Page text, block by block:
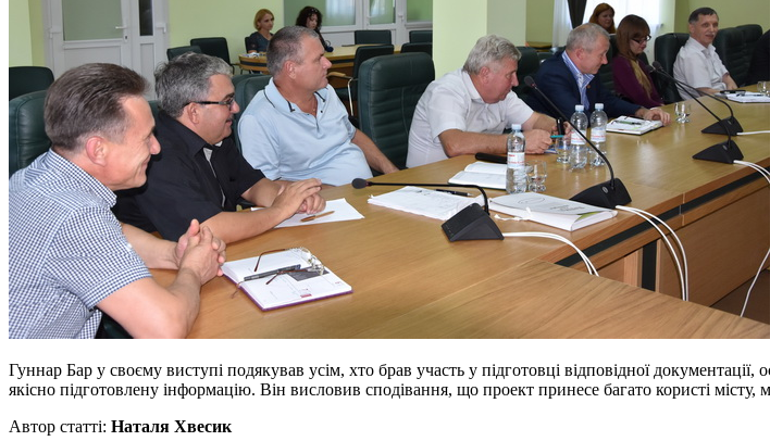
Гуннар Бар у своєму виступі подякував усім, хто брав участь у підготовці відповідної
якісно підготовлену інформацію. Він висловив сподівання, що проект принесе багато користі
Автор статті: Наталя Хвесик